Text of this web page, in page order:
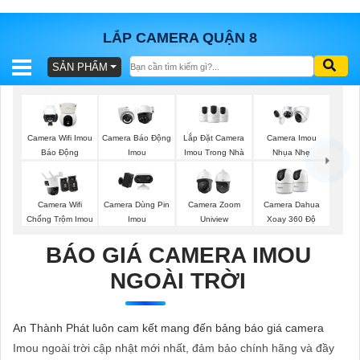
LẮP CAMERA QUẬN 8
BÁO
TRỌN
GÓI
SẢN
PHẨM
SẢN PHẨM
Camera Wifi Imou
Báo Động
Camera Báo Động
Imou
Lắp Đặt Camera
Imou Trong Nhà
Camera Imou
Nhụa Nhẹ
Camera Wifi
Chống Trộm Imou
Camera Dùng Pin
Imou
Camera Zoom
Uniview
Camera Dahua
Xoay 360 Độ
BÁO GIÁ CAMERA IMOU
NGOÀI TRỜI
An Thành Phát luôn cam kết mang đến bảng báo giá camera
Imou ngoài trời cập nhật mới nhất, đảm bảo chính hãng và đầy